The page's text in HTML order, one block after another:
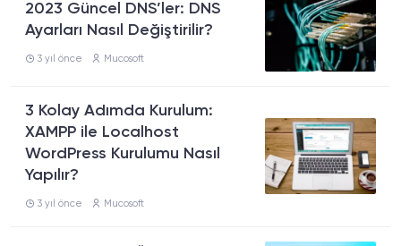
2023 Güncel DNS’ler: DNS
Ayarları Nasıl Değiştirilir?
3 yıl önce Mucosoft
3 Kolay Adımda Kurulum:
XAMPP ile Localhost
WordPress Kurulumu Nasıl
Yapılır?
3 yıl önce Mucosoft